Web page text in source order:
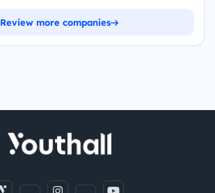
Review more companies